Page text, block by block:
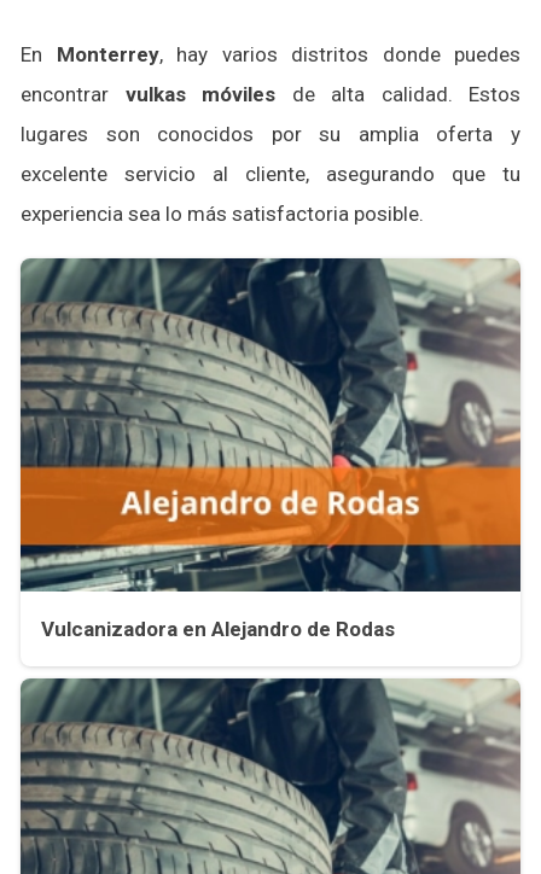
En Monterrey, hay varios distritos donde puedes
encontrar vulkas móviles de alta calidad. Estos
lugares son conocidos por su amplia oferta y
excelente servicio al cliente, asegurando que tu
experiencia sea lo más satisfactoria posible.
Vulcanizadora en Alejandro de Rodas